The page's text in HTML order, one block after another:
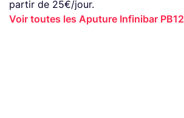
partir de 25€/jour.
Voir toutes les Aputure Infinibar PB12